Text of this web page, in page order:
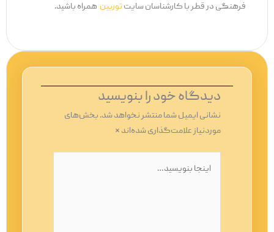
فرهنگی در قطر با کارشناسان سایتتوربینهمراه باشید.
دیدگاه‌ خود را بنویسید
نشانی ایمیل شما منتشر نخواهد شد.بخش‌های
موردنیاز علامت‌گذاری شده‌اند*
بنویسید…